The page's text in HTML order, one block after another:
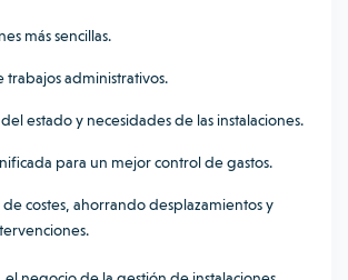
más sencillas.
trabajos administrativos.
estado y necesidades de las instalaciones.
para un mejor control de gastos.
costes, ahorrando desplazamientos y